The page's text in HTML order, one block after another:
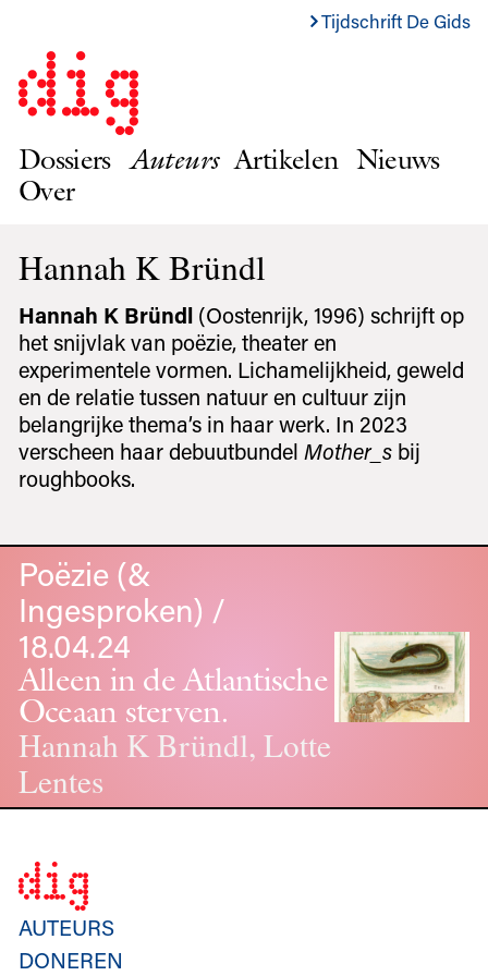
Tijdschrift De Gids
Dossiers Auteurs Artikelen Nieuws
Over
Hannah K Bründl
Hannah K Bründl(Oostenrijk, 1996) schrijft op
het snijvlak van poëzie, theater en
experimentele vormen. Lichamelijkheid, geweld
en de relatie tussen natuur en cultuur zijn
belangrijke thema’s in haar werk. In 2023
verscheen haar debuutbundel Mother_sbij
roughbooks.
Poëzie (&
Ingesproken) /
18.04.24
Alleen in de Atlantische
Oceaan sterven.
Hannah K Bründl, Lotte
Lentes
AUTEURS
DONEREN